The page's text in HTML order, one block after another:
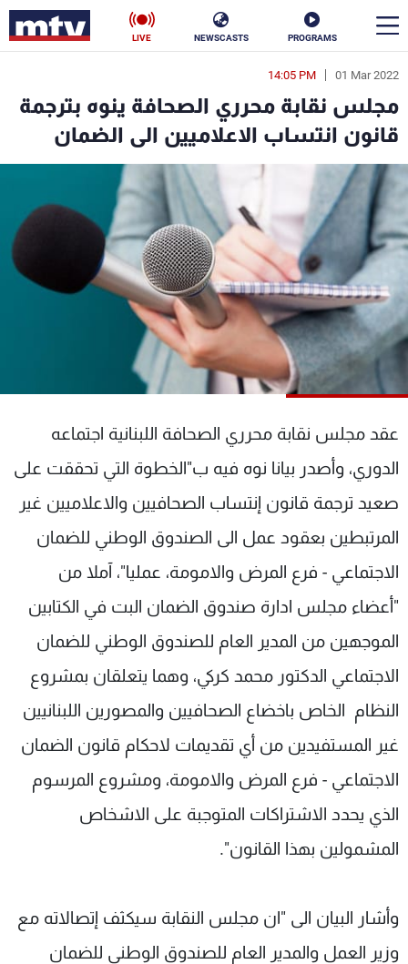
PROGRAMS
NEWSCASTS
LIVE
01 Mar 2022
14:05 PM
مجلس نقابة محرري الصحافة ينوه بترجمة
قانون انتساب الاعلاميين الى الضمان
عقد مجلس نقابة محرري الصحافة اللبنانية اجتماعه
الدوري، وأصدر بيانا نوه فيه ب"الخطوة التي تحققت على
صعيد ترجمة قانون إنتساب الصحافيين والاعلاميين غير
المرتبطين بعقود عمل الى الصندوق الوطني للضمان
الاجتماعي - فرع المرض والامومة، عمليا"، آملا من
"أعضاء مجلس ادارة صندوق الضمان البت في الكتابين
الموجهين من المدير العام للصندوق الوطني للضمان
الاجتماعي الدكتور محمد كركي، وهما يتعلقان بمشروع
النظام الخاص باخضاع الصحافيين والمصورين اللبنانيين
غير المستفيدين من أي تقديمات لاحكام قانون الضمان
الاجتماعي - فرع المرض والامومة، ومشروع المرسوم
الذي يحدد الاشتراكات المتوجبة على الاشخاص
المشمولين بهذا القانون".
وأشار البيان الى "ان مجلس النقابة سيكثف إتصالاته مع
وزير العمل والمدير العام للصندوق الوطني للضمان
en
الأخبار
سياسة ناس
إقتصاد فن
منوعات رياضة
كأس العالم
البرامج
جدول البرامج
شاهد البرامج
عن MTV
الإنـتـاج
لاعلاناتكم
وظائف
تواصل معنا
شروط الإسـتخدام
سياسة الخصوصية